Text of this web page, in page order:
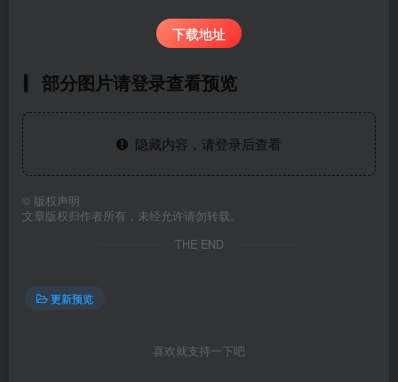
下载地址
部分图片请登录查看预览
隐藏内容，请登录后查看
© 版权声明
文章版权归作者所有，未经允许请勿转载。
THE END
更新预览
喜欢就支持一下吧